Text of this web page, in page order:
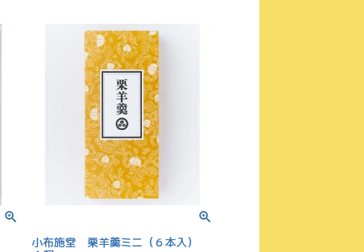
小布施堂 栗羊羹ミニ（６本入）